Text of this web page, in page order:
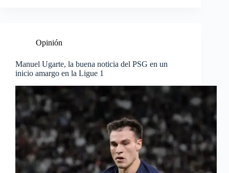
Opinión
Manuel Ugarte, la buena noticia del PSG en un
inicio amargo en la Ligue 1